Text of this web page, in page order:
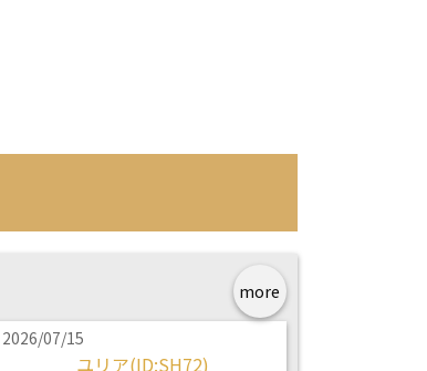
more
2026/07/15
ユリア(ID:SH72)